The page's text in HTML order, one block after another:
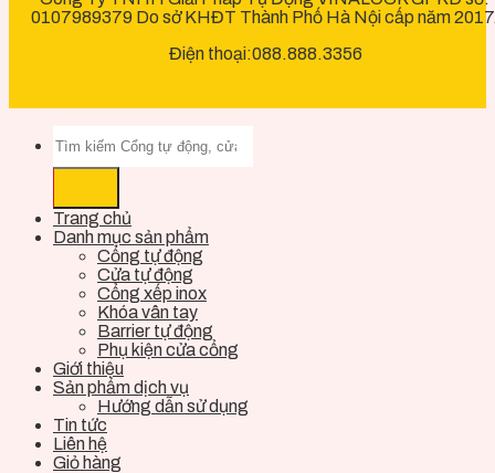
0107989379 Do sở KHĐT Thành Phố Hà Nội cấp năm
Điện thoại:088.888.3356
Trang chủ
Danh mục sản phẩm
Cổng tự động
Cửa tự động
Cổng xếp inox
Khóa vân tay
Barrier tự động
Phụ kiện cửa cổng
Giới thiệu
Sản phẩm dịch vụ
Hướng dẫn sử dụng
Tin tức
Liên hệ
Giỏ hàng